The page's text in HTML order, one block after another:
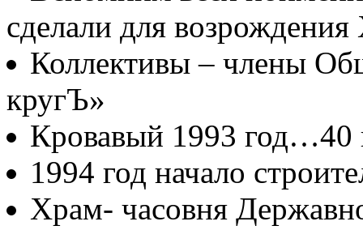
сделали для
Коллективы – члены
кругЪ»
Кровавый 1993
1994 год начало
Храм- часовня